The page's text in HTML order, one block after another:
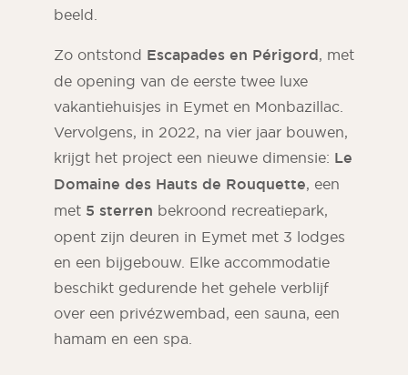
beeld.
Zo ontstond Escapades en Périgord, met
de opening van de eerste twee luxe
vakantiehuisjes in Eymet en Monbazillac.
Vervolgens, in 2022, na vier jaar bouwen,
krijgt het project een nieuwe dimensie: Le
Domaine des Hauts de Rouquette, een
met 5 sterren bekroond recreatiepark,
opent zijn deuren in Eymet met 3 lodges
en een bijgebouw. Elke accommodatie
beschikt gedurende het gehele verblijf
over een privézwembad, een sauna, een
hamam en een spa.